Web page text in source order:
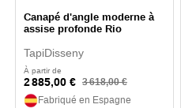
Canapé d'angle moderne à
assise profonde Rio
TapiDisseny
À partir de
2 885,00 € 3 618,00 €
Fabriqué en Espagne